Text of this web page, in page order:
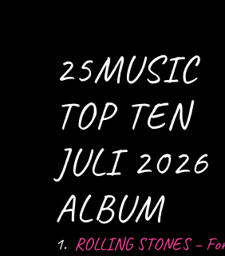
25MUSIC
TOP TEN
JULI 2026
ALBUM
1. ROLLING STONES –